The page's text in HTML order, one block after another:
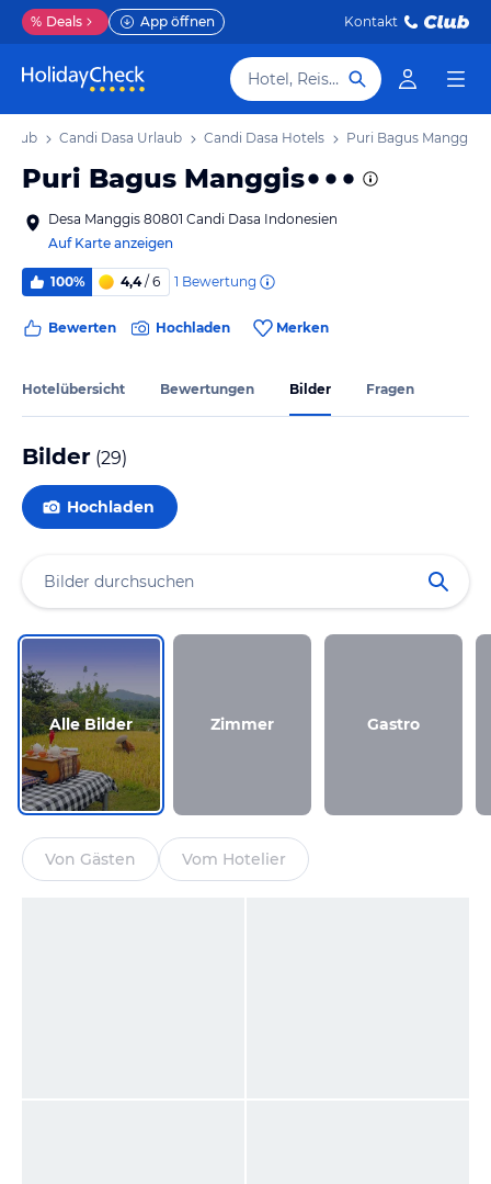
% Deals App öffnen Kontakt
Hotel, Reiseziel
Candi Dasa Urlaub Candi Dasa Hotels Puri Bagus Manggis
Puri Bagus Manggis
Desa Manggis 80801 Candi Dasa Indonesien
Auf Karte anzeigen
100% 4,4/ 6 1 Bewertung
Bewerten Hochladen Merken
Hotelübersicht Bewertungen Bilder Fragen
Bilder (29)
Hochladen
Alle Bilder Zimmer Gastro
Von Gästen Vom Hotelier